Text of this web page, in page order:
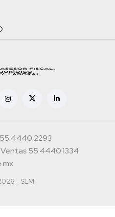
Ventas 55.4440.1334
- SLM